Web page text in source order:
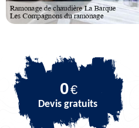
0€
Devis gratuits